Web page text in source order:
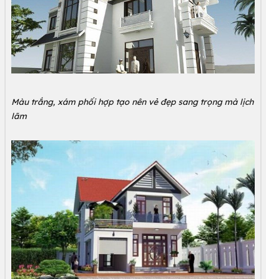
Màu trắng, xám phối hợp tạo nên vẻ đẹp sang trọng mà lịch
lãm